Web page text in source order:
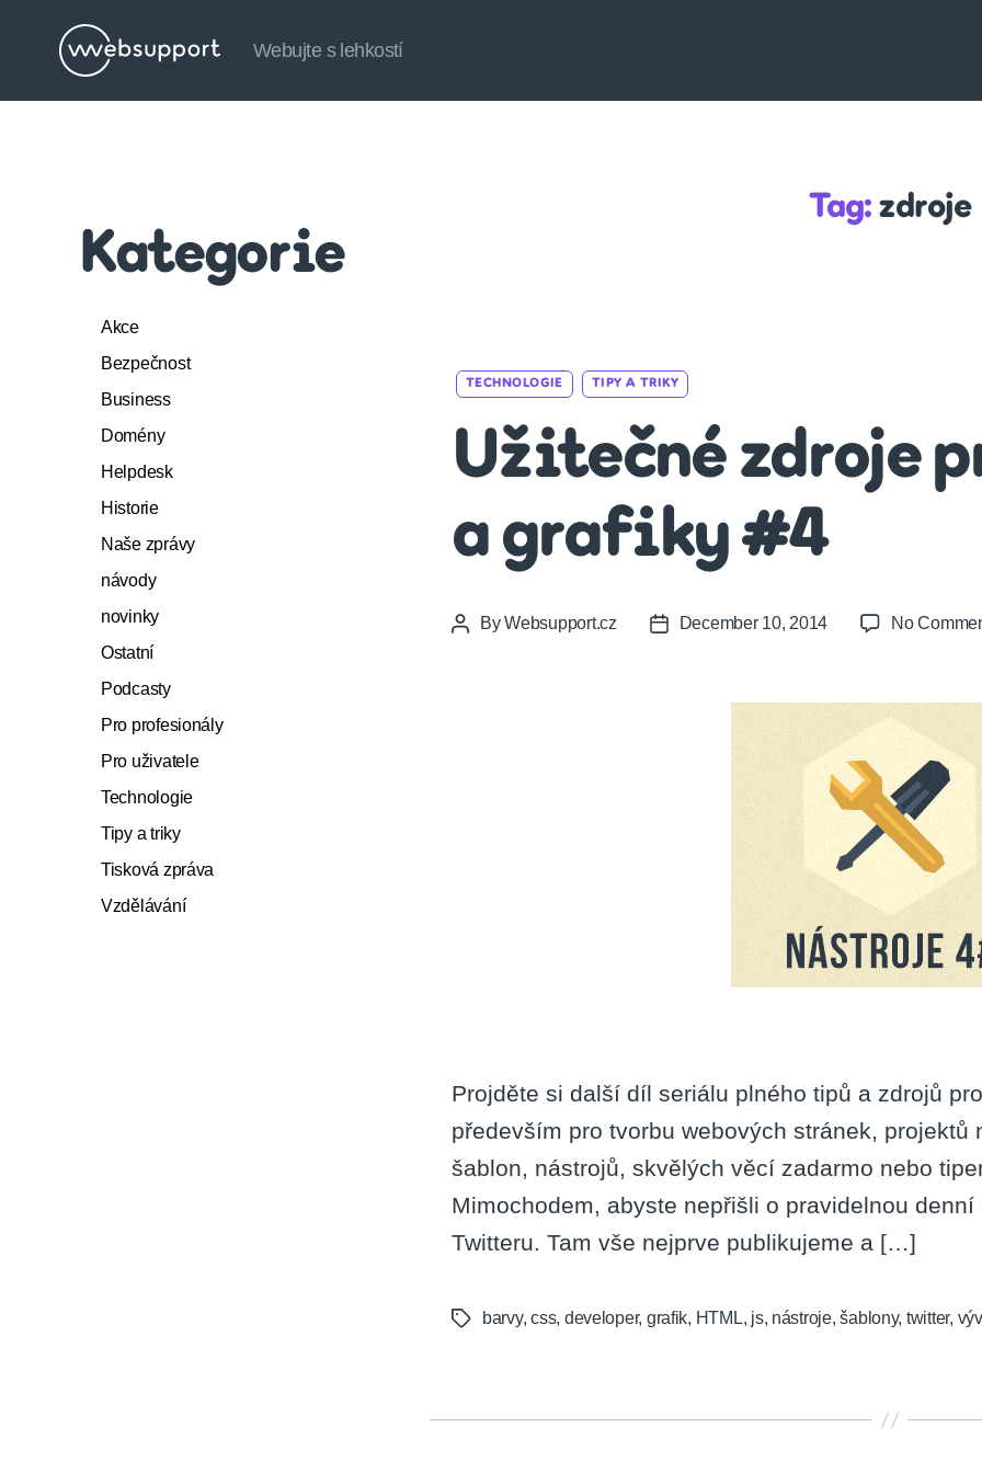
Websupport.cz
Webujte s lehkostí
Kategorie
Akce
Bezpečnost
Business
Domény
Helpdesk
Historie
Naše zprávy
návody
novinky
Ostatní
Podcasty
Pro profesionály
Pro uživatele
Technologie
Tipy a triky
Tisková zpráva
Vzdělávání
Tag: zdroje
TECHNOLOGIE TIPY A TRIKY
Užitečné zdroje
a grafiky #4
PostByWebsupport.cz
PostDecember 10, 2014 No
Projděte si další díl seriálu plného tipů a zdrojů
především pro tvorbu webových stránek, projektů
šablon, nástrojů, skvělých věcí zadarmo nebo
Mimochodem, abyste nepřišli o pravidelnou
Twitteru. Tam vše nejprve publikujeme a […]
Tagsbarvy,css, developer, grafik, HTML, js, nástroje,šablony, twitter,